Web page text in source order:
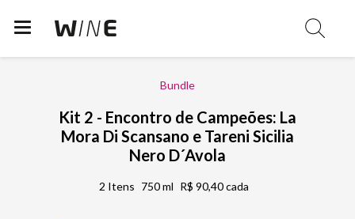
Bundle
Kit 2 - Encontro de Campeões: La
Mora Di Scansano e Tareni Sicilia
Nero D´Avola
2 Itens 750 ml R$ 90,40 cada